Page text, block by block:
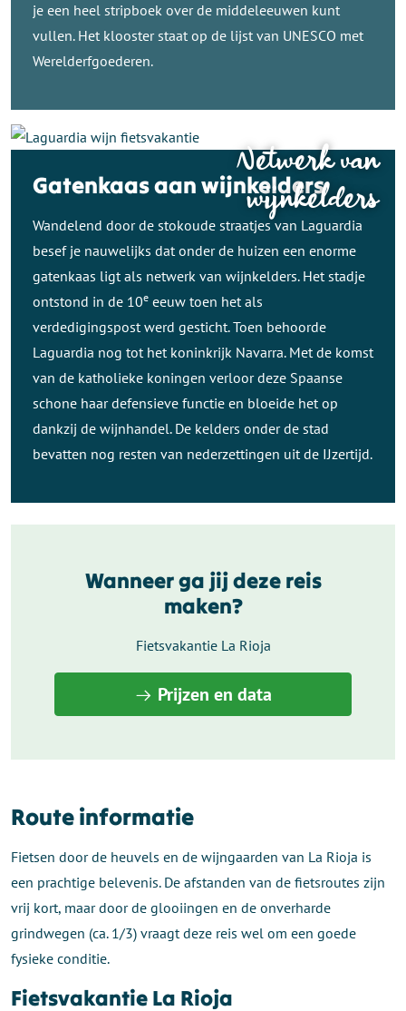
je een heel stripboek over de middeleeuwen kunt
vullen. Het klooster staat op de lijst van UNESCO met
Werelderfgoederen.
Gatenkaas aan wijnkelders
Wandelend door de stokoude straatjes van Laguardia
besef je nauwelijks dat onder de huizen een enorme
gatenkaas ligt als netwerk van wijnkelders. Het stadje
ontstond in de 10e eeuw toen het als
verdedigingspost werd gesticht. Toen behoorde
Laguardia nog tot het koninkrijk Navarra. Met de komst
van de katholieke koningen verloor deze Spaanse
schone haar defensieve functie en bloeide het op
dankzij de wijnhandel. De kelders onder de stad
bevatten nog resten van nederzettingen uit de IJzertijd.
Netwerk van
wijnkelders
Wanneer ga jij deze reis
maken?
Fietsvakantie La Rioja
Prijzen en data
Route informatie
Fietsen door de heuvels en de wijngaarden van La Rioja is
een prachtige belevenis. De afstanden van de fietsroutes zijn
vrij kort, maar door de glooiingen en de onverharde
grindwegen (ca. 1/3) vraagt deze reis wel om een goede
fysieke conditie.
Fietsvakantie La Rioja